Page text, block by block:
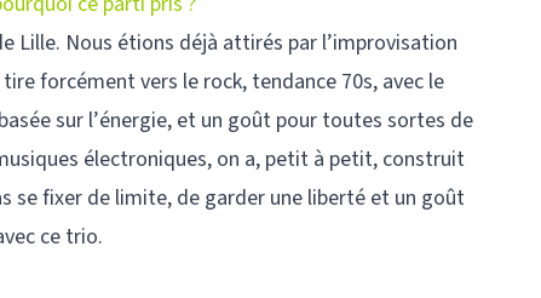
Lille. Nous étions déjà attirés par l’improvisation
forcément vers le rock, tendance 70s, avec le
sur l’énergie, et un goût pour toutes sortes de
électroniques, on a, petit à petit, construit
se fixer de limite, de garder une liberté et un goût
ce trio.